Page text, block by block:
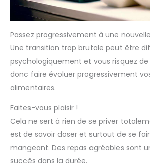
Passez progressivement à une
Une transition trop brutale peut être
psychologiquement et vous risquez de
donc faire évoluer progressivement
alimentaires.
Faites-vous plaisir !
Cela ne sert à rien de se priver
est de savoir doser et surtout de se
mangeant. Des repas agréables sont
succès dans la durée.